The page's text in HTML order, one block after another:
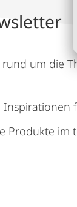
um die
Produkte im